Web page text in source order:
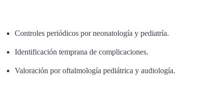
Controles periódicos por neonatología y pediatría.
Identificación temprana de complicaciones.
Valoración por oftalmología pediátrica y audiología.